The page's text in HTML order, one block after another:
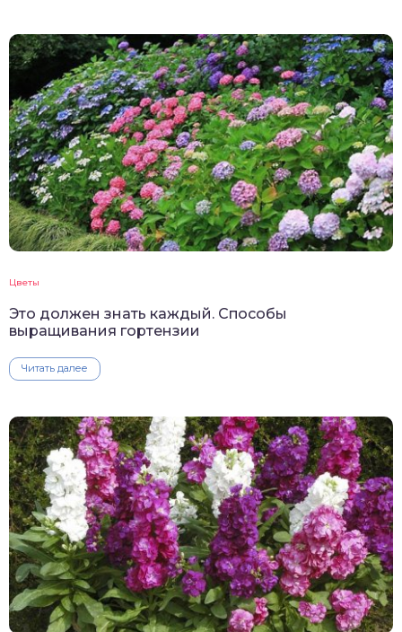
Цветы
Это должен знать каждый. Способы
выращивания гортензии
Читать далее